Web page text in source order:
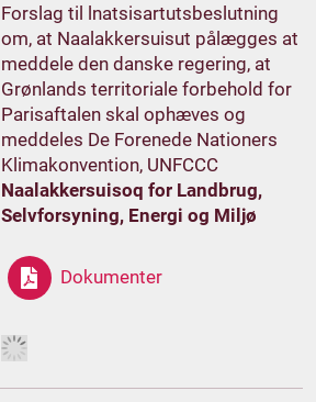
Forslag til lnatsisartutsbeslutning
om, at Naalakkersuisut pålægges at
meddele den danske regering, at
Grønlands territoriale forbehold for
Parisaftalen skal ophæves og
meddeles De Forenede Nationers
Klimakonvention, UNFCCC
Naalakkersuisoq for Landbrug,
Selvforsyning, Energi og Miljø
Dokumenter